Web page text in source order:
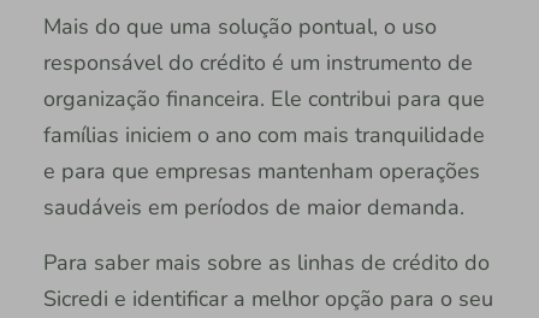
Mais do que uma solução pontual, o uso
responsável do crédito é um instrumento de
organização financeira. Ele contribui para que
famílias iniciem o ano com mais tranquilidade
e para que empresas mantenham operações
saudáveis em períodos de maior demanda.
Para saber mais sobre as linhas de crédito do
Sicredi e identificar a melhor opção para o seu